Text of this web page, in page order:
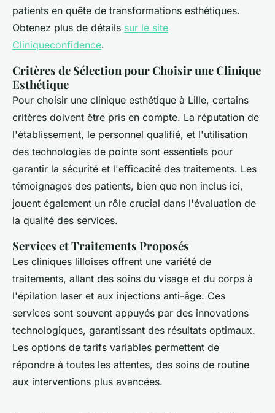
patients en quête de transformations esthétiques.
Obtenez plus de détails sur le site
Cliniqueconfidence.
Critères de Sélection pour Choisir une Clinique
Esthétique
Pour choisir une clinique esthétique à Lille, certains
critères doivent être pris en compte. La réputation de
l'établissement, le personnel qualifié, et l'utilisation
des technologies de pointe sont essentiels pour
garantir la sécurité et l'efficacité des traitements. Les
témoignages des patients, bien que non inclus ici,
jouent également un rôle crucial dans l'évaluation de
la qualité des services.
Services et Traitements Proposés
Les cliniques lilloises offrent une variété de
traitements, allant des soins du visage et du corps à
l'épilation laser et aux injections anti-âge. Ces
services sont souvent appuyés par des innovations
technologiques, garantissant des résultats optimaux.
Les options de tarifs variables permettent de
répondre à toutes les attentes, des soins de routine
aux interventions plus avancées.